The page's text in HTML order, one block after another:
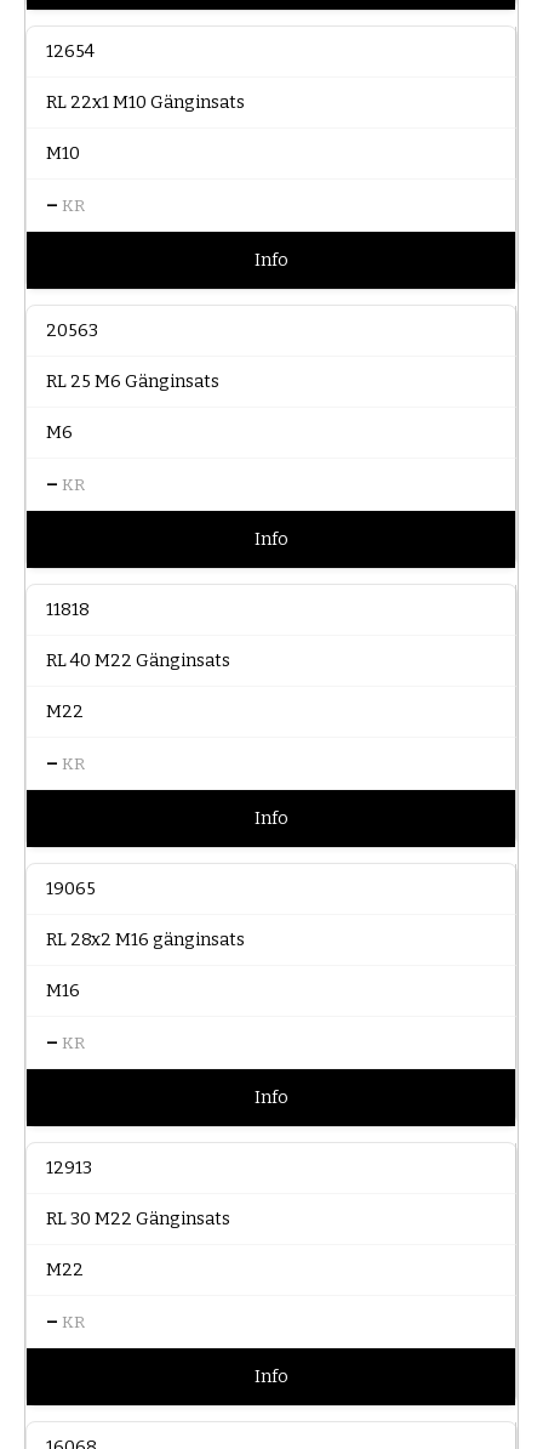
12654
RL 22x1 M10 Gänginsats
M10
– KR
Info
20563
RL 25 M6 Gänginsats
M6
– KR
Info
11818
RL 40 M22 Gänginsats
M22
– KR
Info
19065
RL 28x2 M16 gänginsats
M16
– KR
Info
12913
RL 30 M22 Gänginsats
M22
– KR
Info